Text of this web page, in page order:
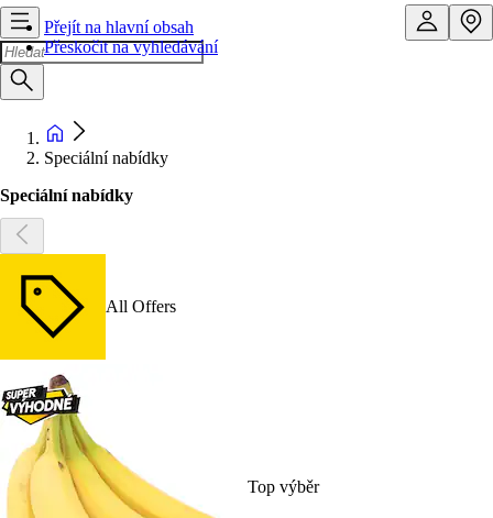
Přejít na hlavní obsah
Přeskočit na vyhledávání
Speciální nabídky
Speciální nabídky
All Offers
Top výběr